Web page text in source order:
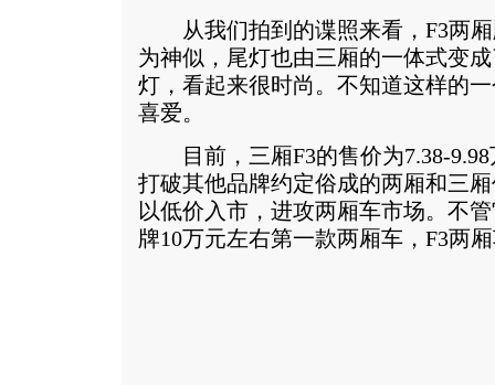
从我们拍到的谍照来看，F3两厢
为神似，尾灯也由三厢的一体式变
灯，看起来很时尚。不知道这样的
喜爱。
目前，三厢F3的售价为7.38-9.98
打破其他品牌约定俗成的两厢和三
以低价入市，进攻两厢车市场。不
牌10万元左右第一款两厢车，F3两